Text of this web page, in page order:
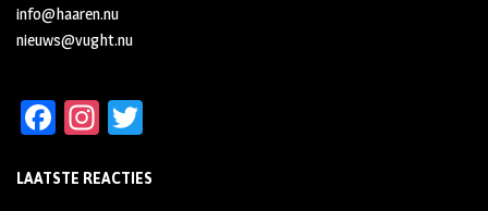
info@haaren.nu
nieuws@vught.nu
Fa
b
In
ag tt
LAATSTE REACTIES